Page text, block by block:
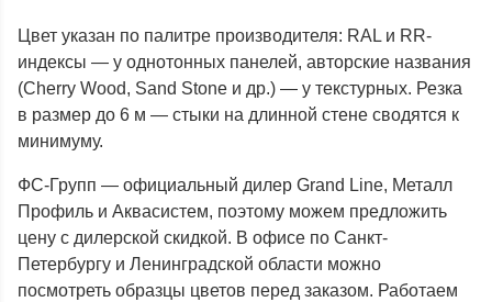
Цвет указан по палитре производителя: RAL и RR-
индексы — у однотонных панелей, авторские названия
(Cherry Wood, Sand Stone и др.) — у текстурных. Резка
в размер до 6 м — стыки на длинной стене сводятся к
минимуму.
ФС-Групп — официальный дилер Grand Line, Металл
Профиль и Аквасистем, поэтому можем предложить
цену с дилерской скидкой. В офисе по Санкт-
Петербургу и Ленинградской области можно
посмотреть образцы цветов перед заказом. Работаем